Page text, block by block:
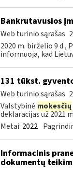
Bankrutavusios
Web turinio sąrašas
2020 m. birželio 9 d.,
informuoja, kad
131 tūkst.
Web turinio sąrašas
Valstybinė mokesčių
deklaracijas už 2021
Metai: 2022
Informacinis
dokumentų